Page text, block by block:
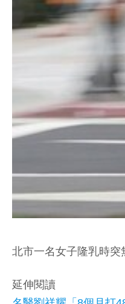
北市一名女子隆乳時突
延伸閱讀